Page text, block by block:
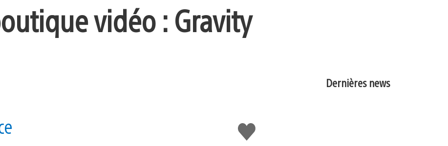
vidéo : Gravity
J'aime
Dernières news